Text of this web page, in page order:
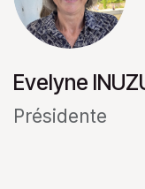
Evelyne
Présidente